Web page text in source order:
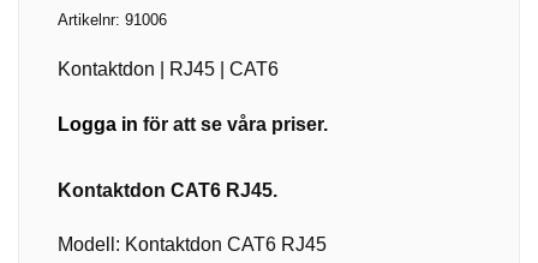
Artikelnr: 91006
Kontaktdon | RJ45 | CAT6
Logga in för att se våra priser.
Kontaktdon CAT6 RJ45.
Modell: Kontaktdon CAT6 RJ45